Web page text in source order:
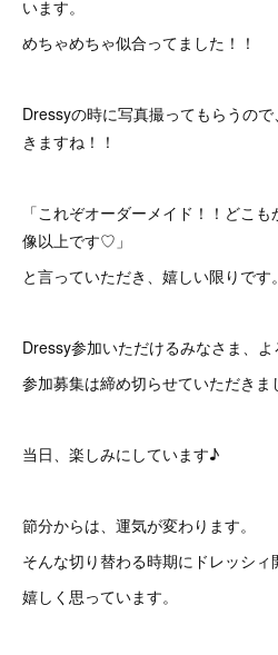
います。
めちゃめちゃ似合ってました！！
Dressyの時に写真撮ってもらうの
きますね！！
「これぞオーダーメイド！！どこ
像以上です♡」
と言っていただき、嬉しい限りです。
Dressy参加いただけるみなさま、よ
参加募集は締め切らせていただきま
当日、楽しみにしています♪
節分からは、運気が変わります。
そんな切り替わる時期にドレッシィ
嬉しく思っています。